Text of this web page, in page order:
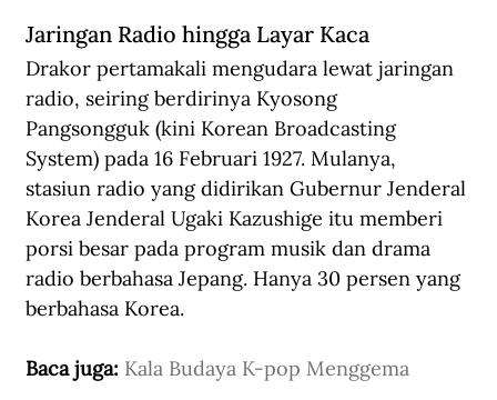
Jaringan Radio hingga Layar Kaca
Drakor pertamakali mengudara lewat jaringan
radio, seiring berdirinya Kyosong
Pangsongguk (kini Korean Broadcasting
System) pada 16 Februari 1927. Mulanya,
stasiun radio yang didirikan Gubernur Jenderal
Korea Jenderal Ugaki Kazushige itu memberi
porsi besar pada program musik dan drama
radio berbahasa Jepang. Hanya 30 persen yang
berbahasa Korea.
Baca juga: Kala Budaya K-pop Menggema